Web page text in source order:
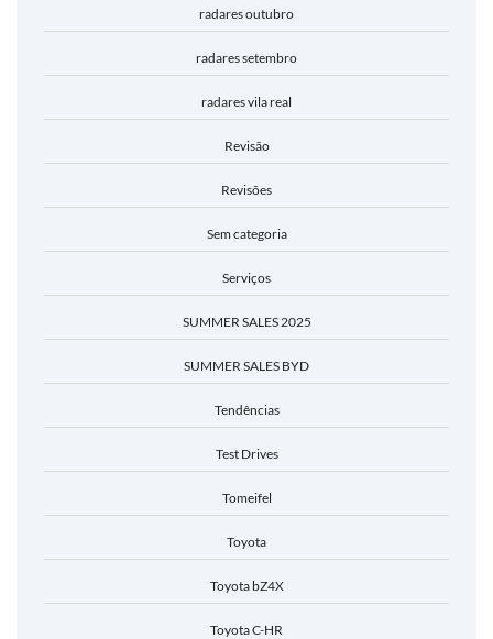
radares outubro
radares setembro
radares vila real
Revisão
Revisões
Sem categoria
Serviços
SUMMER SALES 2025
SUMMER SALES BYD
Tendências
Test Drives
Tomeifel
Toyota
Toyota bZ4X
Toyota C-HR